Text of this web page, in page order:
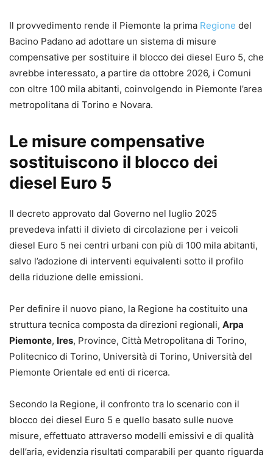
Il provvedimento rende il Piemonte la prima Regione del
Bacino Padano ad adottare un sistema di misure
compensative per sostituire il blocco dei diesel Euro 5, che
avrebbe interessato, a partire da ottobre 2026, i Comuni
con oltre 100 mila abitanti, coinvolgendo in Piemonte l’area
metropolitana di Torino e Novara.
Le misure compensative
sostituiscono il blocco dei
diesel Euro 5
Il decreto approvato dal Governo nel luglio 2025
prevedeva infatti il divieto di circolazione per i veicoli
diesel Euro 5 nei centri urbani con più di 100 mila abitanti,
salvo l’adozione di interventi equivalenti sotto il profilo
della riduzione delle emissioni.
Per definire il nuovo piano, la Regione ha costituito una
struttura tecnica composta da direzioni regionali, Arpa
Piemonte, Ires, Province, Città Metropolitana di Torino,
Politecnico di Torino, Università di Torino, Università del
Piemonte Orientale ed enti di ricerca.
Secondo la Regione, il confronto tra lo scenario con il
blocco dei diesel Euro 5 e quello basato sulle nuove
misure, effettuato attraverso modelli emissivi e di qualità
dell’aria, evidenzia risultati comparabili per quanto riguarda